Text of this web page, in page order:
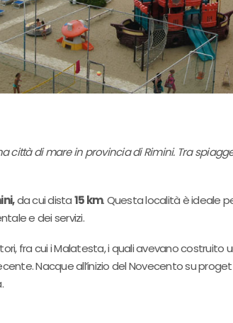
città di mare in provincia di Rimini. Tra
da cui dista15 km. Questa località è ideale
e dei servizi.
fra cui i Malatesta, i quali avevano costruito
Nacque all’inizio del Novecento su